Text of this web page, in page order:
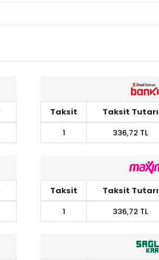
Taksit Taksit Tutarı
1
336,72 TL
Taksit Taksit Tutarı
1
336,72 TL